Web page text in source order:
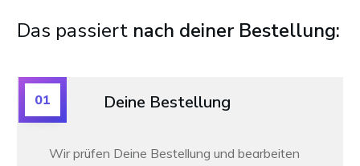
Das passiert nach deiner Bestellung:
Deine Bestellung
01
Wir prüfen Deine Bestellung und bearbeiten